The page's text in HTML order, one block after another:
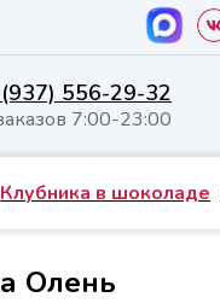
556-29-32
7:00-23:00
Клубника в шоколаде
Олень